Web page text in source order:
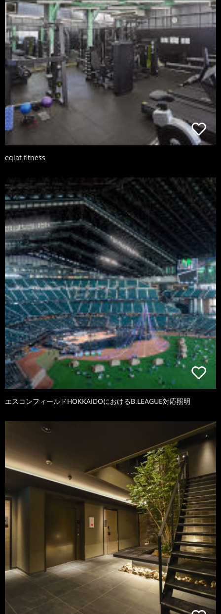
eqlat fitness
エスコンフィールドHOKKAIDOにおけるB.LEAGUE対応照明